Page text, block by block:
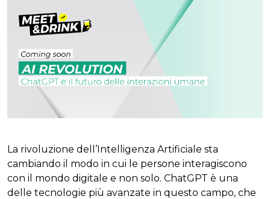
La rivoluzione dell’Intelligenza Artificiale sta
cambiando il modo in cui le persone interagiscono
con il mondo digitale e non solo. ChatGPT è una
delle tecnologie più avanzate in questo campo, che